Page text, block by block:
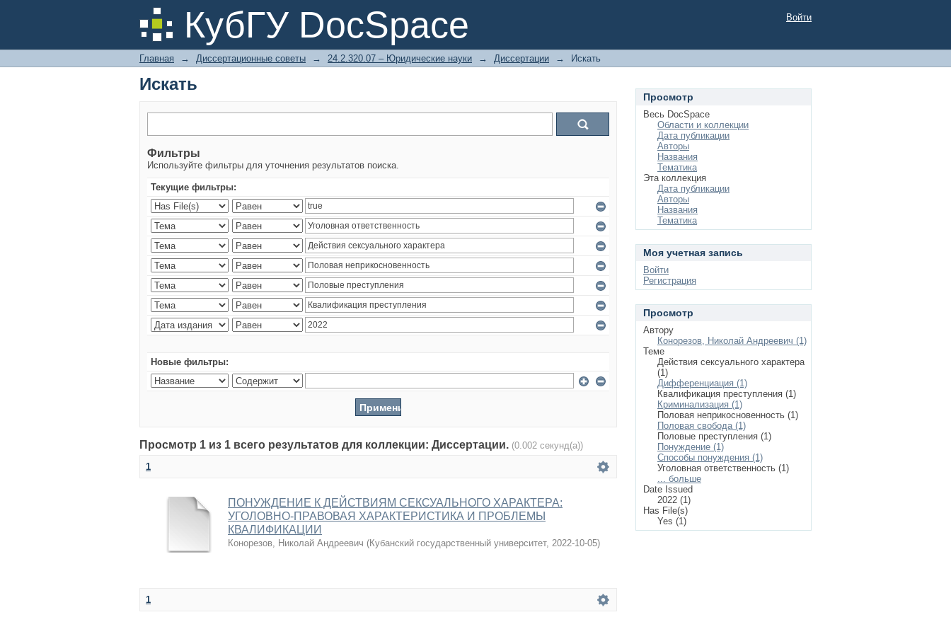
КубГУ DocSpace
Искать Войти
Главная → Диссертационные советы → 24.2.320.07 – Юридические науки → Диссертации → Искать
Искать
Фильтры
Используйте фильтры для уточнения результатов поиска.
Текущие фильтры:
Новые фильтры:
Просмотр 1 из 1 всего результатов для коллекции: Диссертации. (0.002 секунд(а))
1
ПОНУЖДЕНИЕ К ДЕЙСТВИЯМ СЕКСУАЛЬНОГО ХАРАКТЕРА:
УГОЛОВНО-ПРАВОВАЯ ХАРАКТЕРИСТИКА И ПРОБЛЕМЫ
КВАЛИФИКАЦИИ
Конорезов, Николай Андреевич (Кубанский государственный университет, 2022-10-05)
1
Просмотр
Весь DocSpace
Области и коллекции
Дата публикации
Авторы
Названия
Тематика
Эта коллекция
Дата публикации
Авторы
Названия
Тематика
Моя учетная запись
Войти
Регистрация
Просмотр
Автору
Конорезов, Николай Андреевич (1)
Теме
Действия сексуального характера
(1)
Дифференциация (1)
Квалификация преступления (1)
Криминализация (1)
Половая неприкосновенность (1)
Половая свобода (1)
Половые преступления (1)
Понуждение (1)
Способы понуждения (1)
Уголовная ответственность (1)
... больше
Date Issued
2022 (1)
Has File(s)
Yes (1)